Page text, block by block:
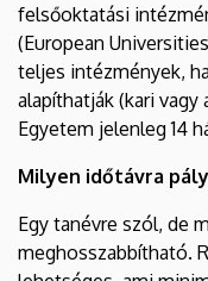
felsőoktatási
(European
teljes intézmények,
alapíthatják (kari
Egyetem jelenleg 14
Milyen időtávra
Egy tanévre szól, de
meghosszabbítható.